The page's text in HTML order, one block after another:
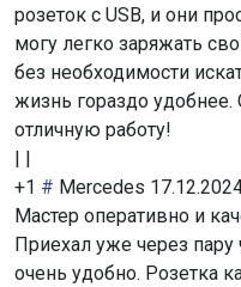
розеток с USB, и они
могу легко заряжать
без необходимости
жизнь гораздо удобнее.
отличную работу!
+1 # Mercedes
Мастер оперативно и
Приехал уже через
очень удобно. Розетка